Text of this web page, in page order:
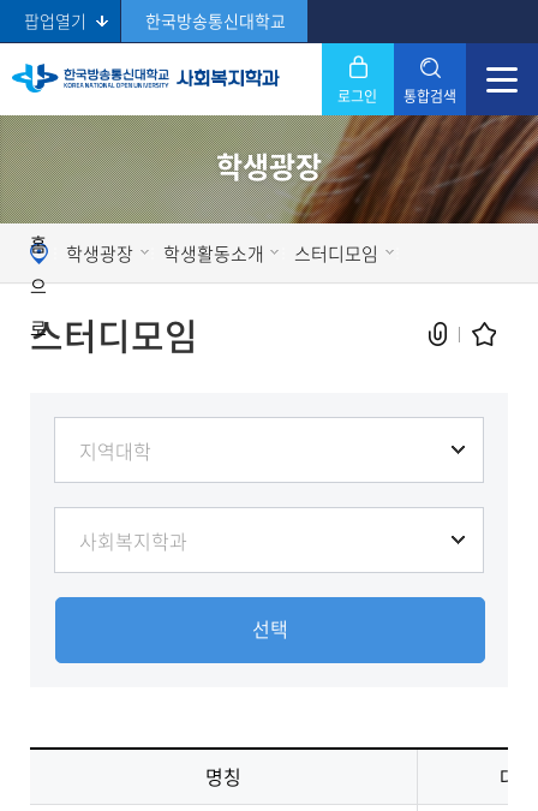
팝업열기 한국방송통신대학교
로그인 통합검색
Search 닫기
학생광장
홈
으
로
학생광장 학생활동소개 스터디모임
등록하시겠습니까?
스터디모임
선택
명칭
대표